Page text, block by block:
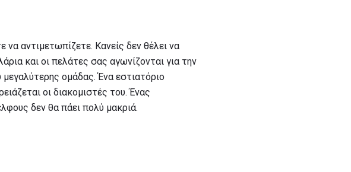
αντιμετωπίζετε. Κανείς δεν θέλει να
και οι πελάτες σας αγωνίζονται για την
ομάδας. Ένα εστιατόριο
οι διακομιστές του. Ένας
δεν θα πάει πολύ μακριά.